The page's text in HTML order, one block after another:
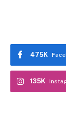
475K
135K